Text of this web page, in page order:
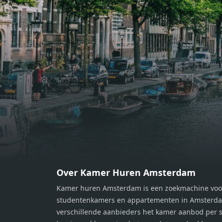
bereiden van heerlijke maaltijden.
Vanuit de woonkamer stap je zo het
balkon op, waar je kunt genieten
van een prachtig uitzicht en een
moment van rust. De woning
beschikt over twee comfortabele
slaapkamers van respectievelijk 12,1
m² en 8 m². Beide kamers bieden tal
van mogelijkheden, zoals een fijne
werkplek, een logeerkamer of een
persoonlijke slaapkamer. De
gemak en privacy. Gelegen in een
Zaandam, bevindt de woning zich
op een perfecte locatie. Winkels,
openbaar vervoer en uitvalswegen
van
m²
van
op
Over Kamer Huren Amsterdam
Kamer huren Amsterdam is een zoekmachine
studentenkamers en appartementen in
verschillende aanbieders het kamer aanbod per